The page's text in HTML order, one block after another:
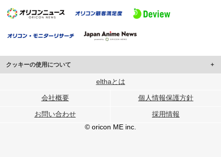
クッキーの使用について
このサイトでは Cookie を使用して、ユーザーに合わせたコンテンツや広告の
行っています。
メディアや広告配信、データ解析の各パートナーに提供しています。
各パートナーは、この情報とユーザーが各パートナーに提供した他の情報や、
ユーザーが各パートナーのサービスを使用したときに収集した他の情報を組み
elthaとは
会社概要 個人情報保護方針
お問い合わせ
採用情報
© oricon ME inc.